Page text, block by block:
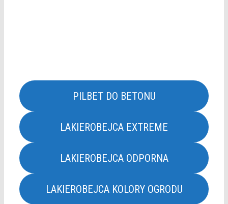
PILBET DO BETONU
LAKIEROBEJCA EXTREME
LAKIEROBEJCA ODPORNA
LAKIEROBEJCA KOLORY OGRODU